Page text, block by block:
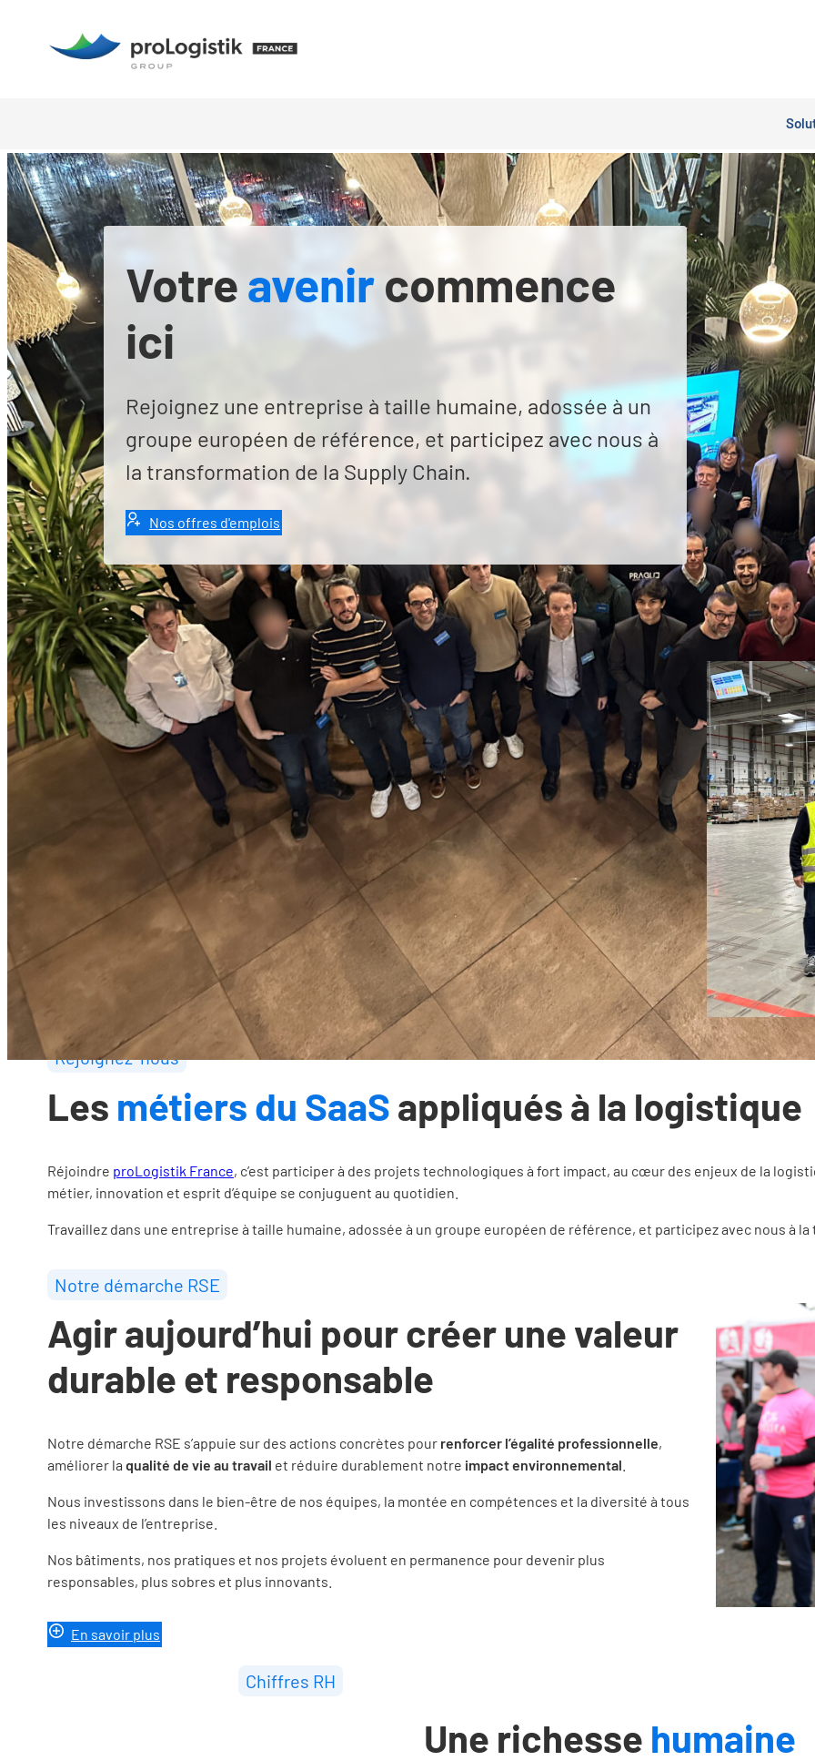
Votreavenircommence
ici
Rejoignez une entreprise à taille humaine, adossée à un
groupe européen de référence, et participez avec nous à
la transformation de la Supply Chain.
Nos offres d'emplois
Un état d’esprit
Notre identité repose sur une conviction forte : le serviceest au cœur de tout. Chez
proLogistik France, le service client constitue un pilier essentiel de notre réussite.
satisfaction de nos clients, la proximité et la confianceau centre de
chaque projet, avec la volonté d’apporter une valeur concrète et durable. Grâce à des
fiables et une excellence opérationnelle reconnue, nous garantissons
robustesse, rapidité et qualité de service.
Nos équipes unissent expertise métier, écoute et collaboration pour accompagner
durablement nos clients. Portés par l’innovation et un engagement constant, nous
construisons des relations solides, orientées résultats et créatrices de performance.
Rejoignez-nous
Les métiers du SaaS appliqués à la logistique
Réjoindre proLogistik France, c’est participer à des projets technologiques à fort impact, au cœur des enjeux de la
métier, innovation et esprit d’équipe se conjuguent au quotidien.
Travaillez dans une entreprise à taille humaine, adossée à un groupe européen de référence, et participez avec nous à
Notre démarche RSE
Agir aujourd’hui pour créer une valeur
durable et responsable
Notre démarche RSE s’appuie sur des actions concrètes pour renforcer l’égalité professionnelle,
améliorer la qualité de vie au travail et réduire durablement notre impact environnemental
Nous investissons dans le bien‑être de nos équipes, la montée en compétences et la diversité à tous
les niveaux de l’entreprise.
Nos bâtiments, nos pratiques et nos projets évoluent en permanence pour devenir plus
responsables, plus sobres et plus innovants.
En savoir plus
Chiffres RH
Une richesse humaine